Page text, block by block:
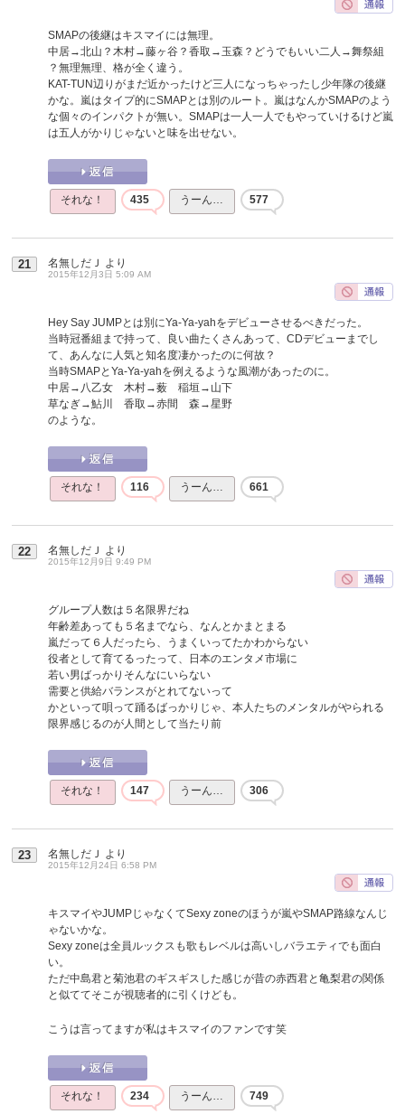
SMAPの後継はキスマイには無理。
中居→北山？木村→藤ヶ谷？香取→玉森？どうでもいい二人→舞祭組
？無理無理、格が全く違う。
KAT-TUN辺りがまだ近かったけど三人になっちゃったし少年隊の後継
かな。嵐はタイプ的にSMAPとは別のルート。嵐はなんかSMAPのよう
な個々のインパクトが無い。SMAPは一人一人でもやっていけるけど嵐
は五人がかりじゃないと味を出せない。
それな！ 435 うーん… 577
21 名無しだＪ より
2015年12月3日 5:09 AM
Hey Say JUMPとは別にYa-Ya-yahをデビューさせるべきだった。
当時冠番組まで持って、良い曲たくさんあって、CDデビューまでし
て、あんなに人気と知名度凄かったのに何故？
当時SMAPとYa-Ya-yahを例えるような風潮があったのに。
中居→八乙女 木村→薮 稲垣→山下
草なぎ→鮎川 香取→赤間 森→星野
のような。
それな！ 116 うーん… 661
22 名無しだＪ より
2015年12月9日 9:49 PM
グループ人数は５名限界だね
年齢差あっても５名までなら、なんとかまとまる
嵐だって６人だったら、うまくいってたかわからない
役者として育てるったって、日本のエンタメ市場に
若い男ばっかりそんなにいらない
需要と供給バランスがとれてないって
かといって唄って踊るばっかりじゃ、本人たちのメンタルがやられる
限界感じるのが人間として当たり前
それな！ 147 うーん… 306
23 名無しだＪ より
2015年12月24日 6:58 PM
キスマイやJUMPじゃなくてSexy zoneのほうが嵐やSMAP路線なんじ
ゃないかな。
Sexy zoneは全員ルックスも歌もレベルは高いしバラエティでも面白
い。
ただ中島君と菊池君のギスギスした感じが昔の赤西君と亀梨君の関係
と似ててそこが視聴者的に引くけども。
こうは言ってますが私はキスマイのファンです笑
それな！ 234 うーん… 749